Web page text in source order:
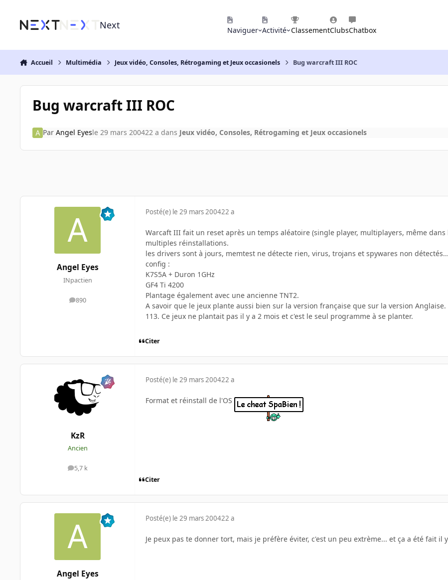
Next Naviguer Activité ClassementClubsChatbox
Accueil Multimédia Jeux vidéo, Consoles, Rétrogaming et Jeux occasionels Bug warcraft III ROC
Bug warcraft III ROC
Par Angel Eyesle 29 mars 200422 a dans Jeux vidéo, Consoles, Rétrogaming et Jeux occasionels
Angel Eyes
INpactien
890
messages
Posté(e) le 29 mars 200422 a
Warcaft III fait un reset après un temps aléatoire (single player, multiplayers, même
multiples réinstallations.
les drivers sont à jours, memtest ne détecte rien, virus, trojans et spywares non détectés...
config :
K7S5A + Duron 1GHz
GF4 Ti 4200
Plantage également avec une ancienne TNT2.
A savoir que le jeux plante aussi bien sur la version française que sur la version
113. Ce jeux ne plantait pas il y a 2 mois et c'est le seul programme à se planter.
Citer
KzR
Ancien
5,7 k
messages
Posté(e) le 29 mars 200422 a
Format et réinstall de l'OS
Citer
Angel Eyes
Posté(e) le 29 mars 200422 a
Je peux pas te donner tort, mais je préfère éviter, c'est un peu extrème... et ça a été fait il